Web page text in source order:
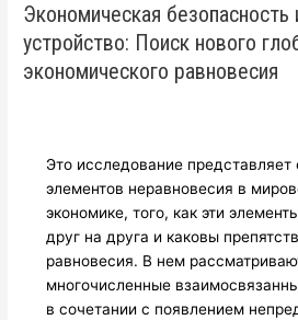
Экономическая безопасность
устройство: Поиск нового
экономического равновесия
Это исследование представляет
элементов неравновесия в
экономике, того, как эти
друг на друга и каковы
равновесия. В нем
многочисленные
в сочетании с появлением